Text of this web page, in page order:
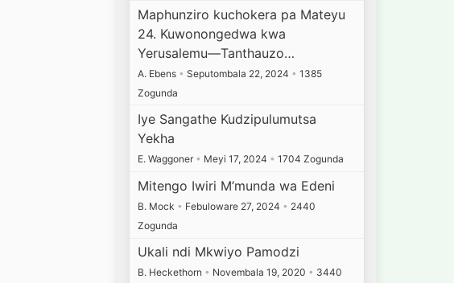
Maphunziro kuchokera pa Mateyu
24. Kuwonongedwa kwa
Yerusalemu—Tanthauzo…
A. Ebens • Seputombala 22, 2024 • 1385
Zogunda
Iye Sangathe Kudzipulumutsa
Yekha
E. Waggoner • Meyi 17, 2024 • 1704 Zogunda
Mitengo Iwiri M’munda wa Edeni
B. Mock • Febuloware 27, 2024 • 2440
Zogunda
Ukali ndi Mkwiyo Pamodzi
B. Heckethorn • Novembala 19, 2020 • 3440